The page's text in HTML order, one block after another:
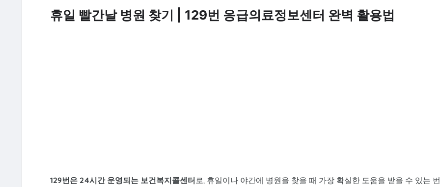
휴일 빨간날 병원 찾기 | 129번 응급의료정보센터 완벽 활용법
129번은 24시간 운영되는 보건복지콜센터로, 휴일이나 야간에 병원을 찾을 때 가장 확실한 도움을 받을 수 있는 번